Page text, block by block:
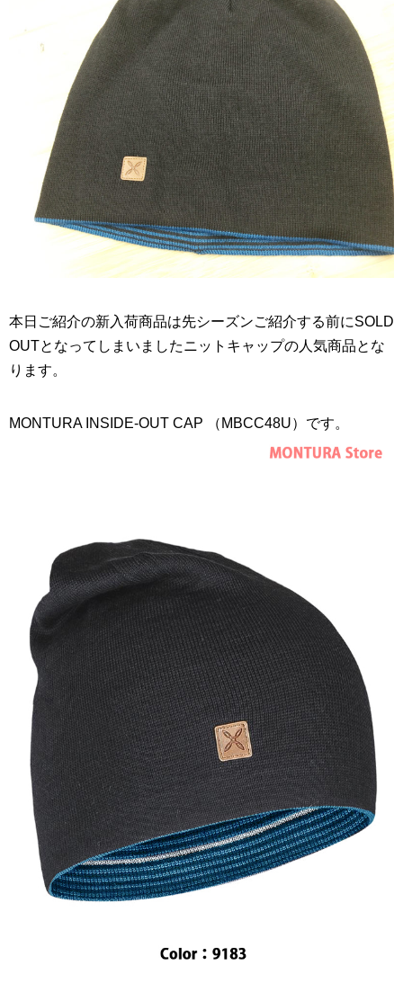
本日ご紹介の新入荷商品は先シーズンご紹介する前にSOLD
OUTとなってしまいましたニットキャップの人気商品とな
ります。
MONTURA INSIDE-OUT CAP （MBCC48U）です。